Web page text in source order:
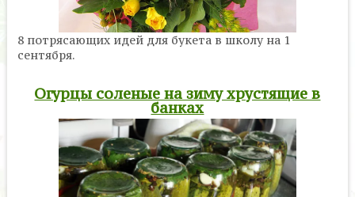
8 потрясающих идей для букета в школу на 1
сентября.
Огурцы соленые на зиму хрустящие в
банках